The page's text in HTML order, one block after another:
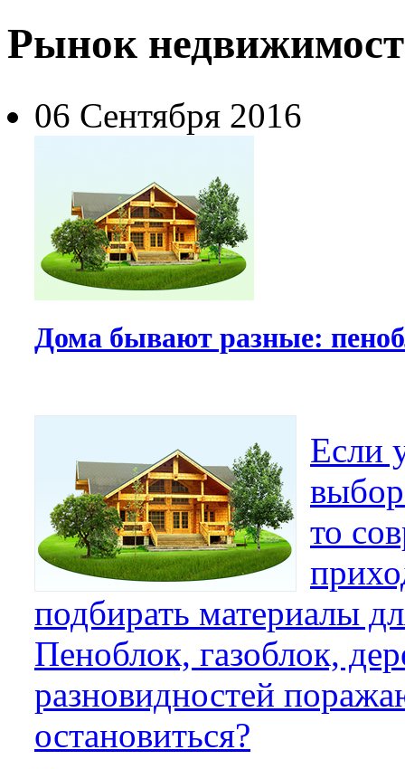
Рынок
06 Сентября 2016
Дома бывают разные:
Если
то
подбирать материалы
Пеноблок, газоблок,
разновидностей
остановиться?